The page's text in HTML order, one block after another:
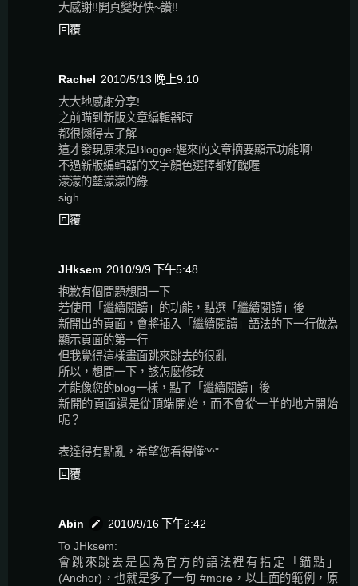
大感謝!!開頁變好快~讚!!
回覆
Rachel 2010/5/13 晚上9:10
大大地感謝分享!
之前瞄到新版文章編輯器時
都很懶得去了解
這才發現原來是Blogger遲來的文章摘要顯示功能啊!
不過新版編輯器的文字顏色選擇都好醜喔.....
濛濛的藍濛濛的綠
sigh.....
回覆
JHksem 2010/9/9 下午5:48
抱歉有個問題想問一下
若使用「繼續閱讀」的功能，點選「繼續閱讀」後
新開出的頁面，會將插入「繼續閱讀」語法的下一行做為
顯示頁面的第一行
但我覺得這樣畫面跳來跳去的很亂
所以，想問一下，該怎麼修改
才能像您的blog一樣，點了「繼續閱讀」後
新開的頁面還是從頂端開始，而不會從一半的地方開始
呢？
表達得有點亂，希望您看得懂^^"
回覆
Abin
2010/9/16 下午2:42
To JHksem:
會跳來跳去是因為官方的語法裡有指定「錨點」
(Anchor)，也就是多了一句 #more，以上面的範例，原